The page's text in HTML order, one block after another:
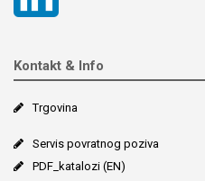
Kontakt & Info
Trgovina
Servis povratnog poziva
PDF_katalozi (EN)